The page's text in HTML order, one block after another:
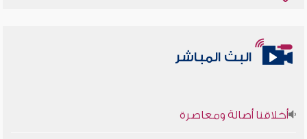
البث المباشر
أخلاقنا أصالة ومعاصرة